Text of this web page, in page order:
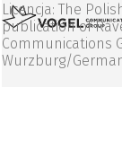
Licencja: The
publication of
Communications
Wurzburg/